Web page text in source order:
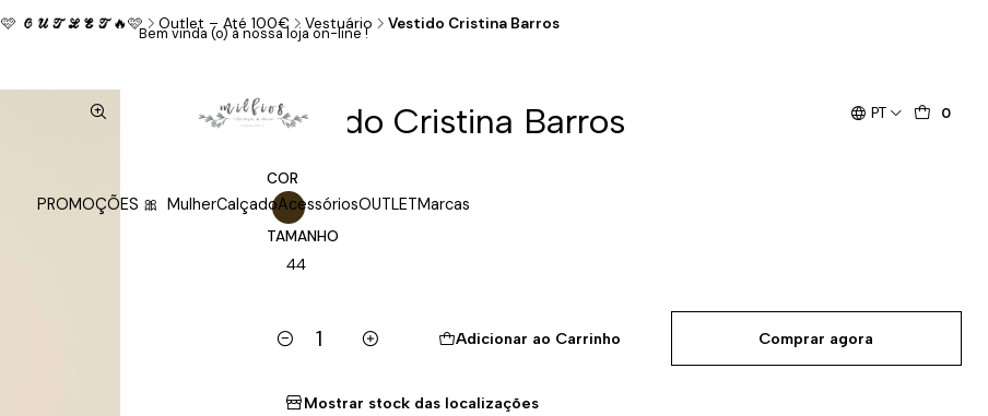
PT 0
PROMOÇÕES 🎀 MulherCalçadoAcessóriosOUTLETMarcas
Bem vinda (o) à nossa loja on-line !
🩷 𝓞𝓤𝓣𝓛𝓔𝓣🔥🩷 Outlet – Até 100€ Vestuário Vestido Cristina Barros
Vestido Cristina Barros
COR
TAMANHO
44
Quantidade
Adicionar ao Carrinho Comprar agora
Mostrar stock das localizações